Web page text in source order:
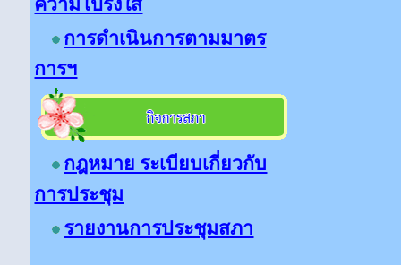
ความโปร่งใส
การดำเนินการตามมาตร
การฯ
กฎหมาย ระเบียบเกี่ยวกับ
การประชุม
รายงานการประชุมสภา